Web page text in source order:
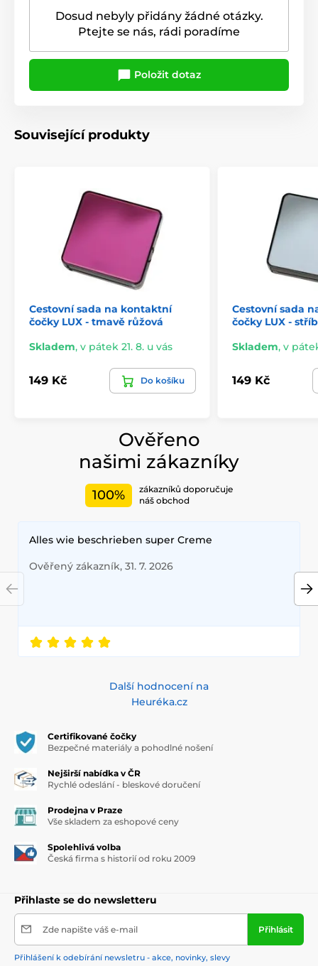
Dosud nebyly přidány žádné otázky.
Ptejte se nás, rádi poradíme
Položit dotaz
Související produkty
Cestovní sada na kontaktní
čočky LUX - tmavě růžová
Skladem, v pátek 21. 8. u vás
149 Kč Do košíku
Cestovní sada
čočky LUX -
Skladem, v
149 Kč
Ověřeno
našimi zákazníky
100%
zákazníků doporučuje
náš obchod
Alles wie beschrieben super Creme
Ověřený zákazník, 31. 7. 2026
Další hodnocení na
Heuréka.cz
Certifikované čočky
Bezpečné materiály a pohodlné nošení
Nejširší nabídka v ČR
Rychlé odeslání - bleskové doručení
Prodejna v Praze
Vše skladem za eshopové ceny
Spolehlivá volba
Česká firma s historií od roku 2009
Přihlaste se do newsletteru
Zde napište váš e-mail Přihlásit
Přihlášení k odebírání newsletru - akce, novinky, slevy